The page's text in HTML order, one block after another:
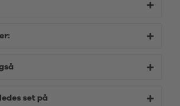
set på